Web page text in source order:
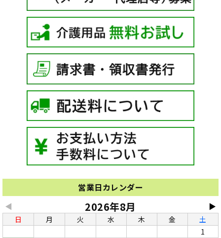
営業日カレンダー
◀ ▶
2026年8月
日 月 火 水 木 金
土
1